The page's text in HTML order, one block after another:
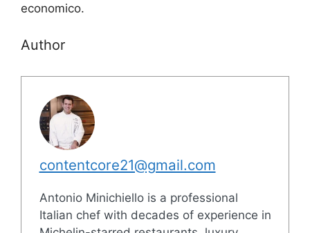
economico.
Author
contentcore21@gmail.com
Antonio Minichiello is a professional
Italian chef with decades of experience in